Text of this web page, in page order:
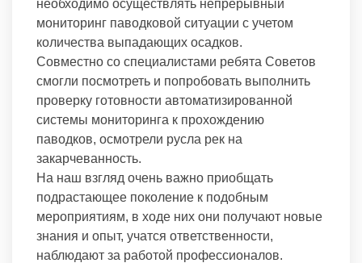
необходимо осуществлять непрерывный
мониторинг паводковой ситуации с учетом
количества выпадающих осадков.
Совместно со специалистами ребята Советов
смогли посмотреть и попробовать выполнить
проверку готовности автоматизированной
системы мониторинга к прохождению
паводков, осмотрели русла рек на
закарчеванность.
На наш взгляд очень важно приобщать
подрастающее поколение к подобным
мероприятиям, в ходе них они получают новые
знания и опыт, учатся ответственности,
наблюдают за работой профессионалов.